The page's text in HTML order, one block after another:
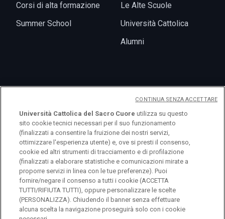
Corsi di alta formazione
Summer School
Le Alte Scuole
Università Cattolica
Alumni
Eventi
Università Cattolica del Sacro Cuore utilizza su questo
sito cookie tecnici necessari per il suo funzionamento
(finalizzati a consentire la fruizione dei nostri servizi,
ottimizzare l'esperienza utente) e, ove si presti il consenso,
cookie ed altri strumenti di tracciamento e di profilazione
(finalizzati a elaborare statistiche e comunicazioni mirate a
proporre servizi in linea con le tue preferenze). Puoi
fornire/negare il consenso a tutti i cookie (ACCETTA
TUTTI/RIFIUTA TUTTI), oppure personalizzare le scelte
(PERSONALIZZA). Chiudendo il banner senza effettuare
alcuna scelta la navigazione proseguirà solo con i cookie
CONTINUA SENZA ACCETTARE